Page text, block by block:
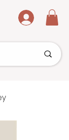
.